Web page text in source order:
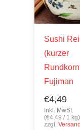
Sushi
(kurzer
Fujiman
€4,49
Inkl. MwSt.
(€4,49 / 1 kg)
zzgl.Versand